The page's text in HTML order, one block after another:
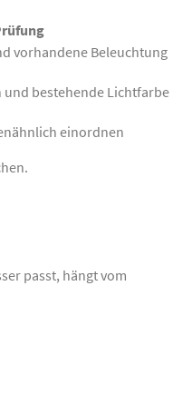
vorhandene Beleuchtung
bestehende Lichtfarbe
einordnen
passt, hängt vom